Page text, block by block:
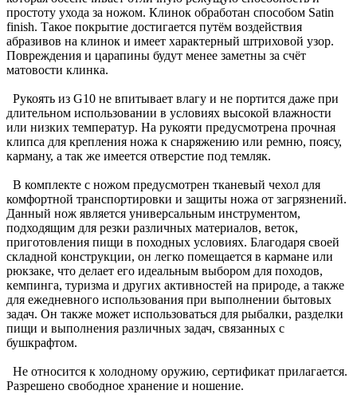
простоту ухода за ножом. Клинок обработан способом Satin
finish. Такое покрытие достигается путём воздействия
абразивов на клинок и имеет характерный штриховой узор.
Повреждения и царапины будут менее заметны за счёт
матовости клинка.
Рукоять из G10 не впитывает влагу и не портится даже при
длительном использовании в условиях высокой влажности
или низких температур. На рукояти предусмотрена прочная
клипса для крепления ножа к снаряжению или ремню, поясу,
карману, а так же имеется отверстие под темляк.
В комплекте с ножом предусмотрен тканевый чехол для
комфортной транспортировки и защиты ножа от загрязнений.
Данный нож является универсальным инструментом,
подходящим для резки различных материалов, веток,
приготовления пищи в походных условиях. Благодаря своей
складной конструкции, он легко помещается в кармане или
рюкзаке, что делает его идеальным выбором для походов,
кемпинга, туризма и других активностей на природе, а также
для ежедневного использования при выполнении бытовых
задач. Он также может использоваться для рыбалки, разделки
пищи и выполнения различных задач, связанных с
бушкрафтом.
Не относится к холодному оружию, сертификат прилагается.
Разрешено свободное хранение и ношение.